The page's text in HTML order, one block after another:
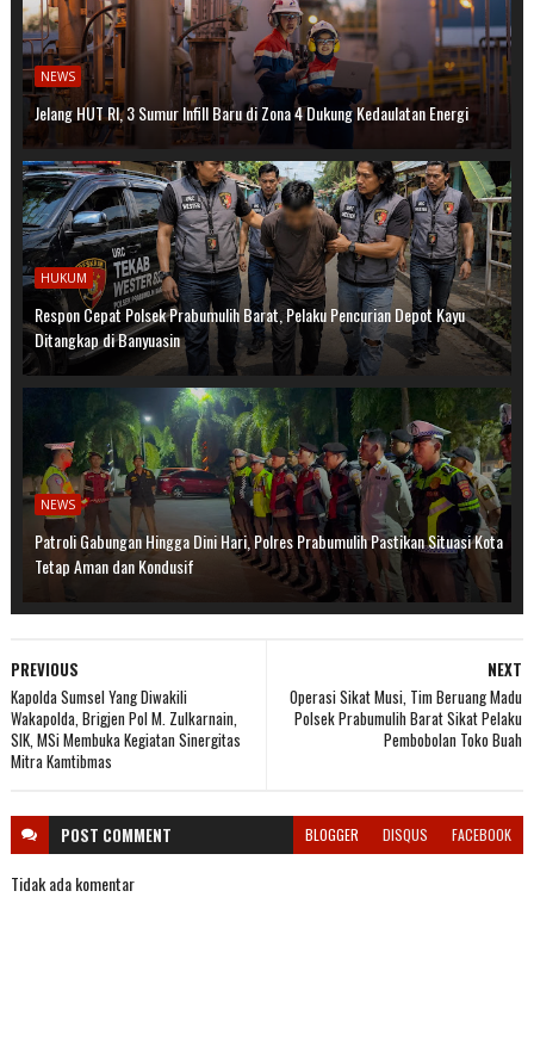
NEWS
Jelang HUT RI, 3 Sumur Infill Baru di Zona 4 Dukung Kedaulatan Energi
HUKUM
Respon Cepat Polsek Prabumulih Barat, Pelaku Pencurian Depot Kayu
Ditangkap di Banyuasin
NEWS
Patroli Gabungan Hingga Dini Hari, Polres Prabumulih Pastikan Situasi Kota
Tetap Aman dan Kondusif
NEXT
Operasi Sikat Musi, Tim Beruang Madu
Polsek Prabumulih Barat Sikat Pelaku
Pembobolan Toko Buah
PREVIOUS
Kapolda Sumsel Yang Diwakili
Wakapolda, Brigjen Pol M. Zulkarnain,
SIK, MSi Membuka Kegiatan Sinergitas
Mitra Kamtibmas
POST COMMENT BLOGGER DISQUS FACEBOOK
Tidak ada komentar